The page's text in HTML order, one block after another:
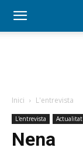
Inici L'entrevista
L'entrevista Actualitat
Nena